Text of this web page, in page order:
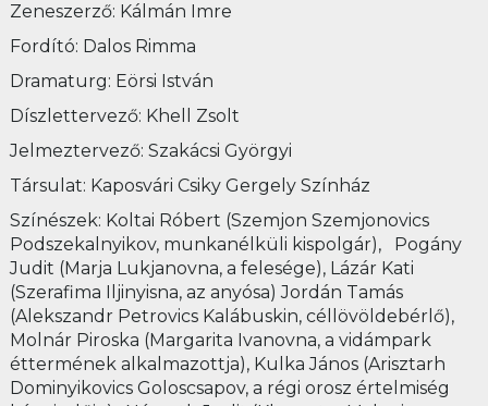
Zeneszerző: Kálmán Imre
Fordító: Dalos Rimma
Dramaturg: Eörsi István
Díszlettervező: Khell Zsolt
Jelmeztervező: Szakácsi Györgyi
Társulat: Kaposvári Csiky Gergely Színház
Színészek: Koltai Róbert (Szemjon Szemjonovics
Podszekalnyikov, munkanélküli kispolgár), Pogány
Judit (Marja Lukjanovna, a felesége), Lázár Kati
(Szerafima Iljinyisna, az anyósa) Jordán Tamás
(Alekszandr Petrovics Kalábuskin, céllövöldebérlő),
Molnár Piroska (Margarita Ivanovna, a vidámpark
éttermének alkalmazottja), Kulka János (Arisztarh
Dominyikovics Goloscsapov, a régi orosz értelmiség